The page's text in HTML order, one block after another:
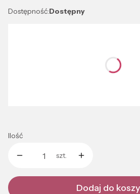
Dostępność:Dostępny
Ilość
szt.
Dodaj do